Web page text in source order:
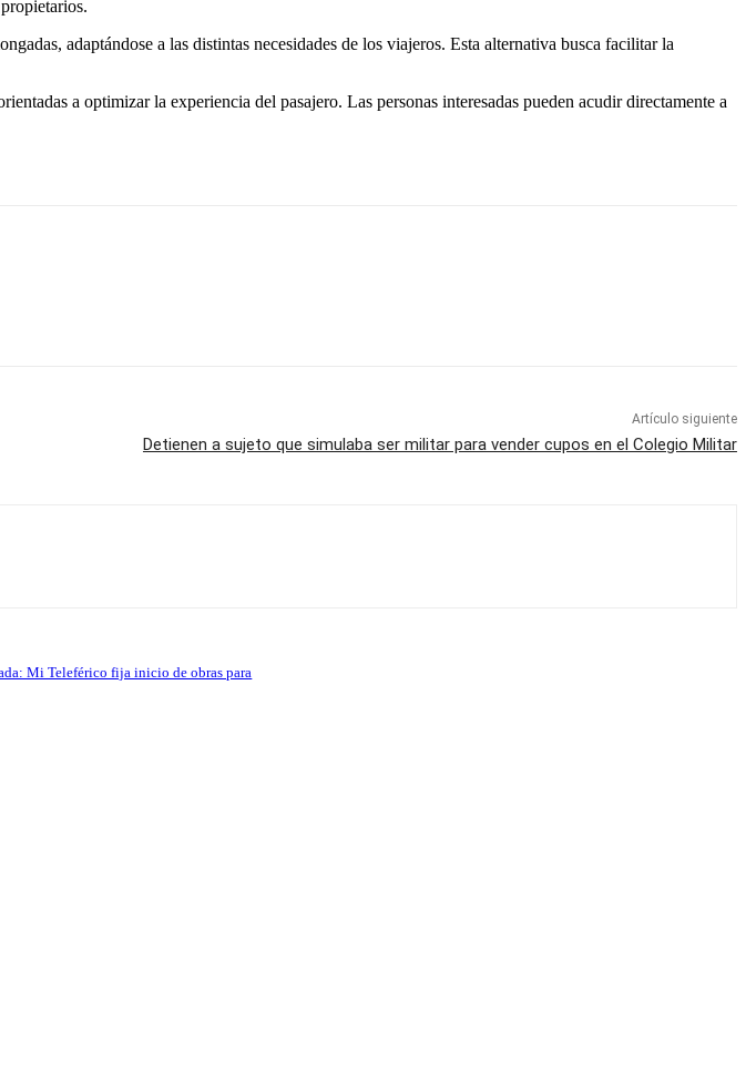
adaptándose a las distintas necesidades de los viajeros. Esta alternativa busca facilitar la
a optimizar la experiencia del pasajero. Las personas interesadas pueden acudir directamente a
Artículo siguiente
Detienen a sujeto que simulaba ser militar para vender cupos en el Colegio Militar
Mi Teleférico fija inicio de obras para